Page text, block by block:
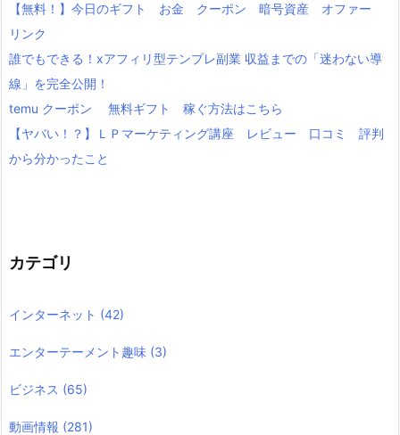
【無料！】今日のギフト お金 クーポン 暗号資産 オファー
リンク
誰でもできる！xアフィリ型テンプレ副業 収益までの「迷わない導
線」を完全公開！
temu クーポン 無料ギフト 稼ぐ方法はこちら
【ヤバい！？】ＬＰマーケティング講座 レビュー 口コミ 評判
から分かったこと
カテゴリ
インターネット (42)
エンターテーメント趣味 (3)
ビジネス (65)
動画情報 (281)